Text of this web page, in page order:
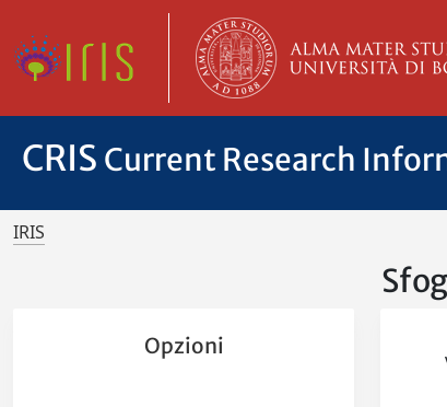
CRIS Current Research
IRIS
Opzioni